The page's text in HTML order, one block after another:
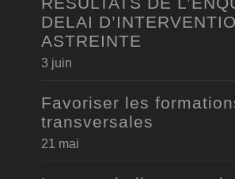
DELAI
ASTREINTE
3 juin
Favoriser les
transversales
21 mai